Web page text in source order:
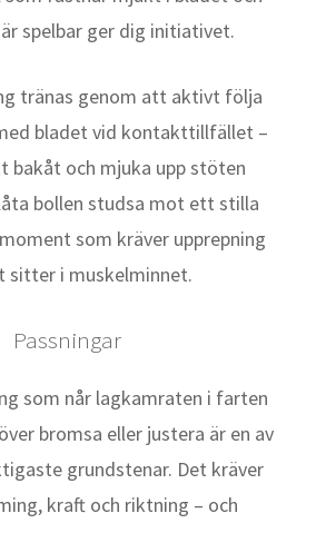
spelbar ger dig initiativet.
tränas genom att aktivt följa
bladet vid kontakttillfället –
bakåt och mjuka upp stöten
bollen studsa mot ett stilla
som kräver upprepning
sitter i muskelminnet.
Passningar
som når lagkamraten i farten
bromsa eller justera är en av
grundstenar. Det kräver
kraft och riktning – och